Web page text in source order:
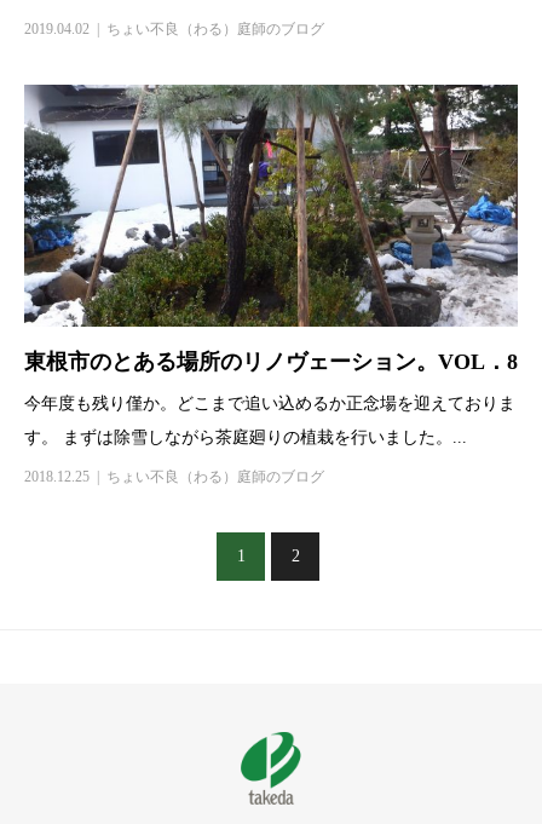
2019.04.02 ちょい不良（わる）庭師のブログ
東根市のとある場所のリノヴェーション。VOL．8
今年度も残り僅か。どこまで追い込めるか正念場を迎えておりま
す。 まずは除雪しながら茶庭廻りの植栽を行いました。...
2018.12.25 ちょい不良（わる）庭師のブログ
1 2